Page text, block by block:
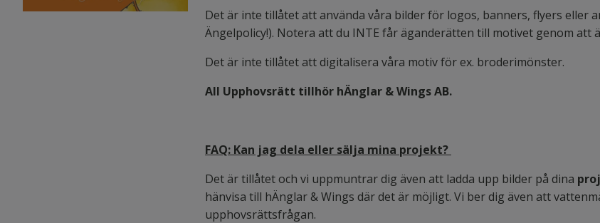
Det är inte tillåtet att använda våra bilder för logos, banners, flyers eller
Ängelpolicy!). Notera att du INTE får äganderätten till motivet genom att
Det är inte tillåtet att digitalisera våra motiv för ex. broderimönster.
All Upphovsrätt tillhör hÄnglar & Wings AB.
FAQ: Kan jag dela eller sälja mina projekt?
Det är tillåtet och vi uppmuntrar dig även att ladda upp bilder på dina
hänvisa till hÄnglar & Wings där det är möjligt. Vi ber dig även att
upphovsrättsfrågan.